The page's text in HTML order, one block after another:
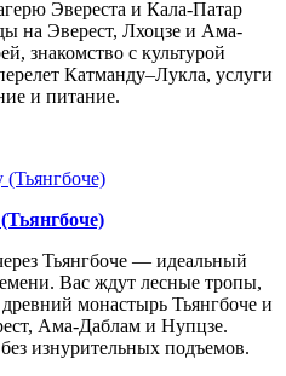
Эвереста и Кала-Патар
на Эверест, Лхоцзе и Ама-
знакомство с культурой
Катманду–Лукла, услуги
и питание.
Тьянгбоче — идеальный
Вас ждут лесные тропы,
монастырь Тьянгбоче и
Ама-Даблам и Нупцзе.
изнурительных подъемов.